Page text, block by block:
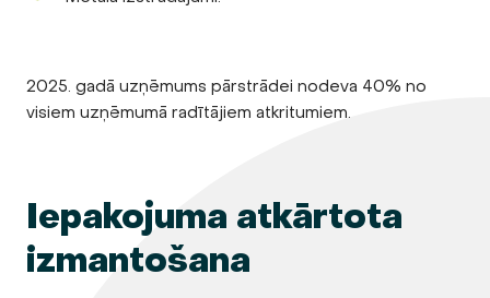
2025. gadā uzņēmums pārstrādei nodeva 40% no
visiem uzņēmumā radītājiem atkritumiem.
Iepakojuma atkārtota
izmantošana